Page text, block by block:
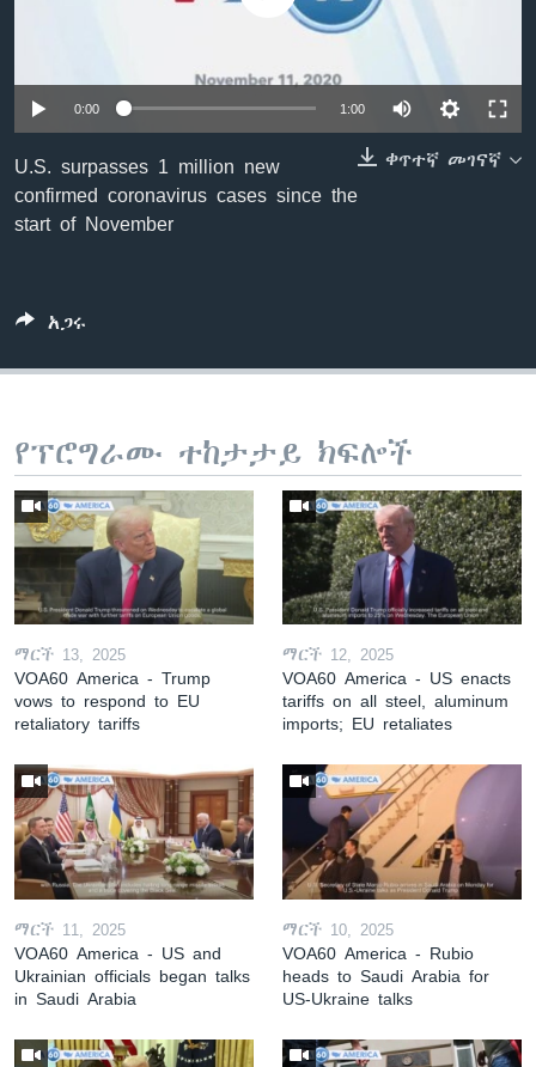
ቋንቋዎች
0:00 1:00
ቀጥተኛ መገናኛ
U.S. surpasses 1 million new
confirmed coronavirus cases since the
start of November
አጋሩ
የፕሮግራሙ ተከታታይ ክፍሎች
ማርች 13, 2025
VOA60 America - Trump
vows to respond to EU
retaliatory tariffs
ማርች 12, 2025
VOA60 America - US enacts
tariffs on all steel, aluminum
imports; EU retaliates
ማርች 11, 2025
VOA60 America - US and
Ukrainian officials began talks
in Saudi Arabia
ማርች 10, 2025
VOA60 America - Rubio
heads to Saudi Arabia for
US-Ukraine talks